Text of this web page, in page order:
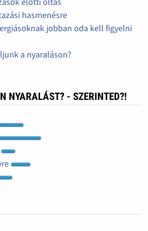
hasmenésre
jobban oda kell figyelni
a nyaraláson?
NYARALÁST? - SZERINTED?!